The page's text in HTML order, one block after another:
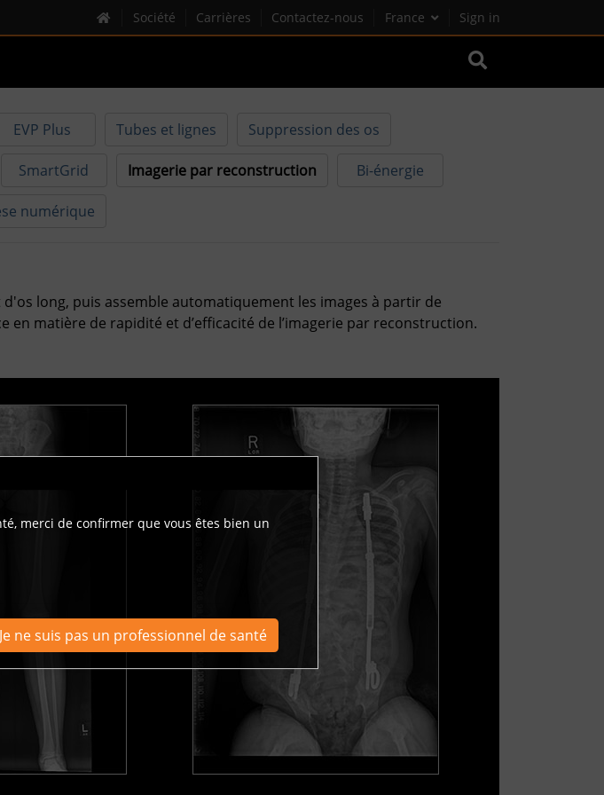
merci de confirmer que vous êtes bien un
Je ne suis pas un professionnel de santé
Société Carrières Contactez-nous France Sign in
EVP Plus Tubes et lignes Suppression des os
SmartGrid Imagerie par reconstruction Bi-énergie
numérique
long, puis assemble automatiquement les images à partir de
matière de rapidité et d’efficacité de l’imagerie par reconstruction.